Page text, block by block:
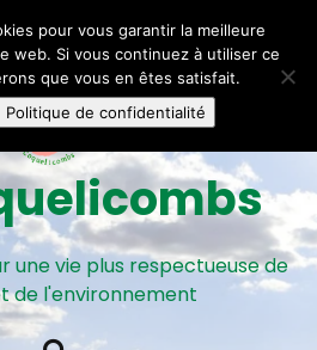
une vie plus respectueuse de
de l'environnement
pour vous garantir la meilleure
web. Si vous continuez à utiliser ce
que vous en êtes satisfait.
Politique de confidentialité